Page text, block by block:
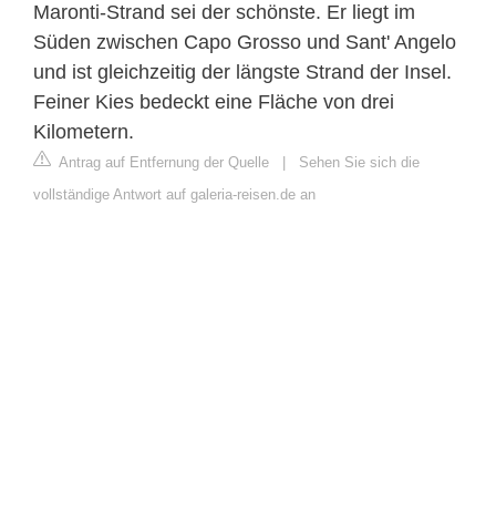
Maronti-Strand sei der schönste. Er liegt im
Süden zwischen Capo Grosso und Sant' Angelo
und ist gleichzeitig der längste Strand der Insel.
Feiner Kies bedeckt eine Fläche von drei
Kilometern.
Antrag auf Entfernung der Quelle
Sehen Sie sich die
vollständige Antwort auf galeria-reisen.de an